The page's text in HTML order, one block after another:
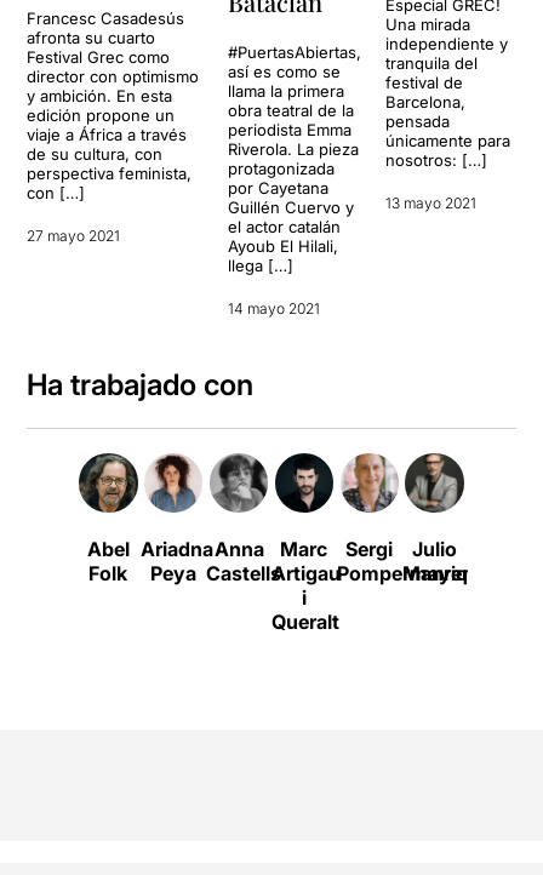
Francesc Casadesús
afronta su cuarto
Festival Grec como
director con optimismo
y ambición. En esta
edición propone un
viaje a África a través
de su cultura, con
perspectiva feminista,
con […]
27 mayo 2021
#PuertasAbiertas,
así es como se
llama la primera
obra teatral de la
periodista Emma
Riverola. La pieza
protagonizada
por Cayetana
Guillén Cuervo y
el actor catalán
Ayoub El Hilali,
llega […]
14 mayo 2021
Especial GREC!
Una mirada
independiente y
tranquila del
festival de
Barcelona,
pensada
únicamente para
nosotros: […]
13 mayo 2021
Ha trabajado con
Abel
Folk
Ariadna
Peya
Anna
Castells
Marc
Artigau
i
Queralt
Sergi
Pompermayer
Julio
Manrique